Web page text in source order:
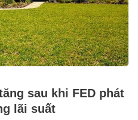
sau khi FED phát
lãi suất